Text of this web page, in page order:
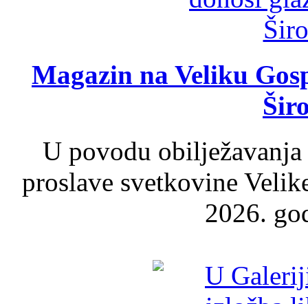
Magazin na Veliku
U povodu
proslave svetkovine
2026.